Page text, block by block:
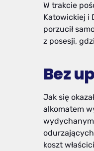
W trakcie
Katowickiej i
porzucił
z posesji,
Bez
Jak się
alkomatem
wydychanym
koszt